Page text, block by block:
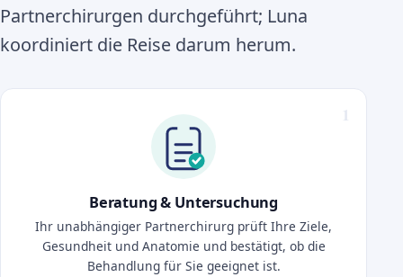
Partnerchirurgen durchgeführt; Luna
koordiniert die Reise darum herum.
Beratung & Untersuchung
Ihr unabhängiger Partnerchirurg prüft Ihre Ziele,
Gesundheit und Anatomie und bestätigt, ob die
Behandlung für Sie geeignet ist.